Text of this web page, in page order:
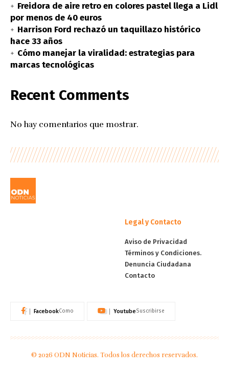
Freidora de aire retro en colores pastel llega a Lidl
por menos de 40 euros
Harrison Ford rechazó un taquillazo histórico
hace 33 años
Cómo manejar la viralidad: estrategias para
marcas tecnológicas
Recent Comments
No hay comentarios que mostrar.
Legal y Contacto
Aviso de Privacidad
Términos y Condiciones.
Denuncia Ciudadana
Contacto
FacebookComo YoutubeSuscribirse
© 2026 ODN Noticias. Todos los derechos reservados.